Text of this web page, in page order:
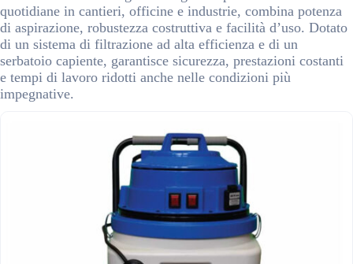
quotidiane in cantieri, officine e industrie, combina potenza
di aspirazione, robustezza costruttiva e facilità d’uso. Dotato
di un sistema di filtrazione ad alta efficienza e di un
serbatoio capiente, garantisce sicurezza, prestazioni costanti
e tempi di lavoro ridotti anche nelle condizioni più
impegnative.